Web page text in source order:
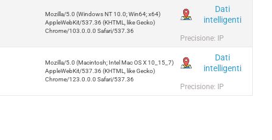
Mozilla/5.0 (Windows NT 10.0; Win64; x64)
AppleWebKit/537.36 (KHTML, like Gecko)
Chrome/103.0.0.0 Safari/537.36
Dati
intelligenti
Precisione: IP
Mozilla/5.0 (Macintosh; Intel Mac OS X 10_15_7)
AppleWebKit/537.36 (KHTML, like Gecko)
Chrome/123.0.0.0 Safari/537.36
Dati
intelligenti
Precisione: IP